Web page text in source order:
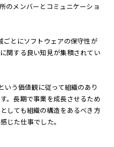
のメンバーとコミュニケーショ
ごとにソフトウェアの保守性が
関する良い知見が集積されてい
いう価値観に従って組織のあり
。長期で事業を成長させるため
しても組織の構造をあるべき方
じた仕事でした。